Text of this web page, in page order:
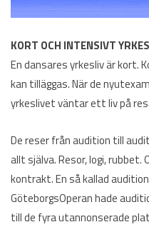
KORT OCH INTENSIVT
En dansares yrkesliv är kort.
kan tilläggas. När de
yrkeslivet väntar ett liv på
De reser från audition till
allt själva. Resor, logi,
kontrakt. En så kallad
GöteborgsOperan hade
till de fyra utannonserade